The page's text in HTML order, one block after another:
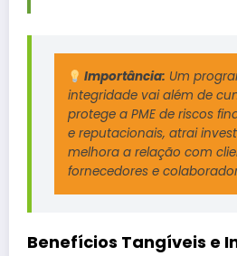
Importância: Um
integridade vai além de
protege a PME de riscos
e reputacionais, atrai
melhora a relação com
fornecedores e
Benefícios Tangíveis e